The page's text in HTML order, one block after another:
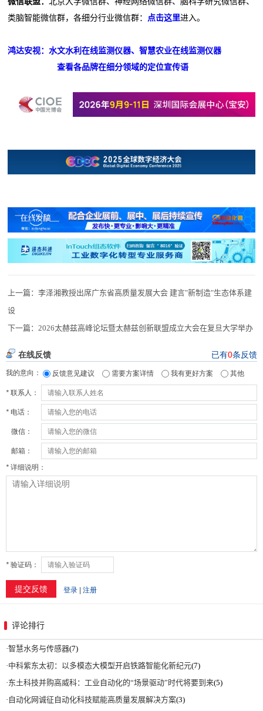
类脑智能微信群，各细分行业微信群： 点击这里进入。
鸿达安视：水文水利在线监测仪器、智慧农业在线监测仪器
查看各品牌在细分领域的定位宣传语
上一篇：李泽湘教授出席广东省高质量发展大会 建言"新制造"生态体系建
设
下一篇：2026太赫兹高峰论坛暨太赫兹创新联盟成立大会在复旦大学举办
评论排行
·智慧水务与传感器(7)
·中科紫东太初：以多模态大模型开启铁路智能化新纪元(7)
·东土科技并购高威科：工业自动化的“场景驱动”时代将要到来(5)
· 自动化网诚征自动化科技赋能高质量发展解决方案(3)